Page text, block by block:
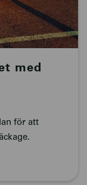
med
för att